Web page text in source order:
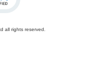
all rights reserved.